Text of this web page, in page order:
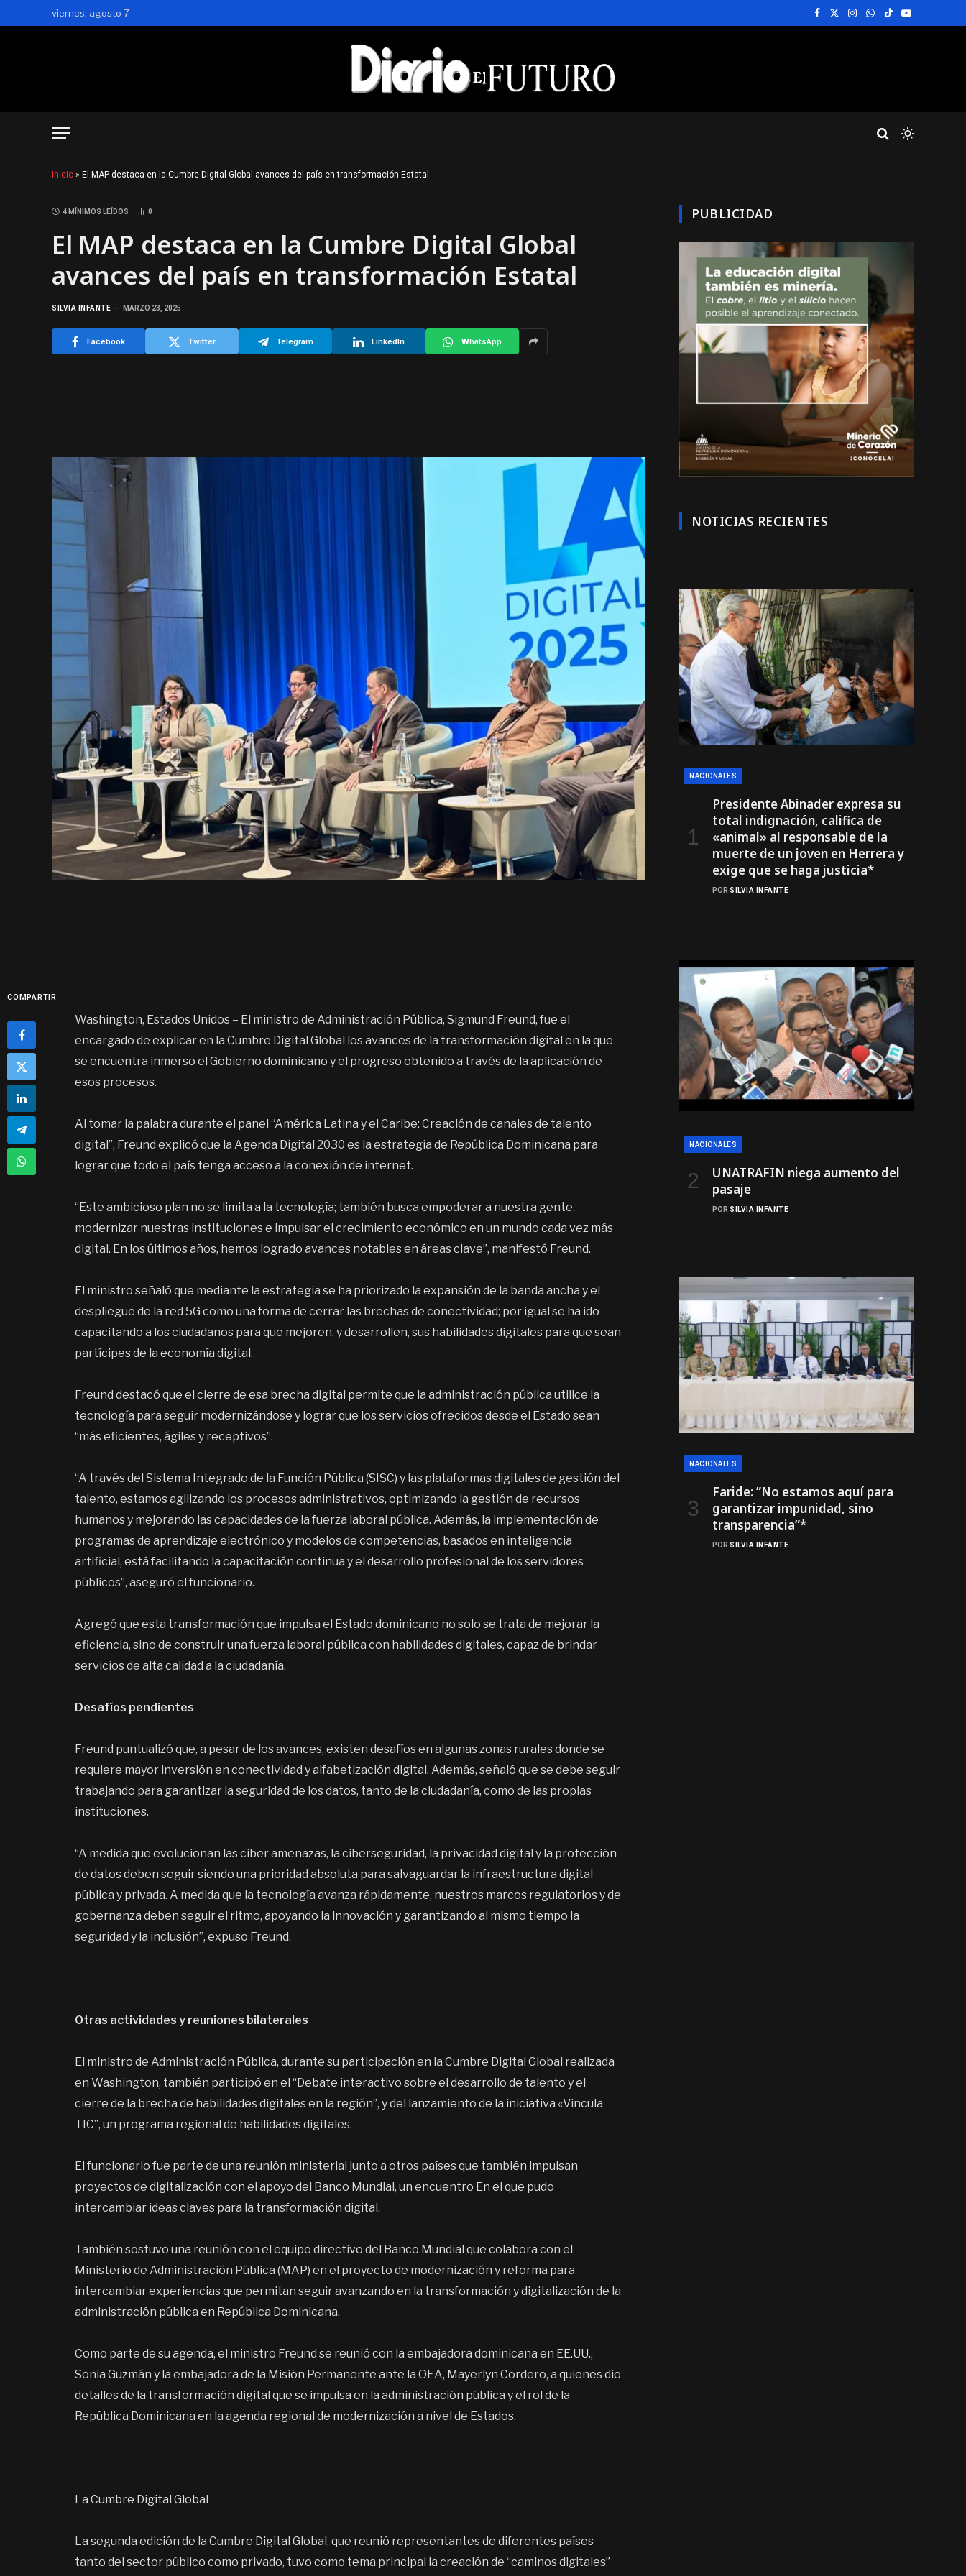
viernes, agosto 7
Facebook
X
Instagram
WhatsApp
TikTokYouTube
Inicio » El MAP destaca en la Cumbre Digital Global avances del país en transformación Estatal
4 MÍNIMOS LEÍDOS 0
El MAP destaca en la Cumbre Digital Global
avances del país en transformación Estatal
SILVIA INFANTE MARZO 23, 2025
Facebook Twitter Telegram LinkedIn WhatsApp
COMPARTIR
Washington, Estados Unidos – El ministro de Administración Pública, Sigmund Freund, fue el
encargado de explicar en la Cumbre Digital Global los avances de la transformación digital en la que
se encuentra inmerso el Gobierno dominicano y el progreso obtenido a través de la aplicación de
esos procesos.
Al tomar la palabra durante el panel “América Latina y el Caribe: Creación de canales de talento
digital”, Freund explicó que la Agenda Digital 2030 es la estrategia de República Dominicana para
lograr que todo el país tenga acceso a la conexión de internet.
“Este ambicioso plan no se limita a la tecnología; también busca empoderar a nuestra gente,
modernizar nuestras instituciones e impulsar el crecimiento económico en un mundo cada vez más
digital. En los últimos años, hemos logrado avances notables en áreas clave”, manifestó Freund.
El ministro señaló que mediante la estrategia se ha priorizado la expansión de la banda ancha y el
despliegue de la red 5G como una forma de cerrar las brechas de conectividad; por igual se ha ido
capacitando a los ciudadanos para que mejoren, y desarrollen, sus habilidades digitales para que sean
partícipes de la economía digital.
Freund destacó que el cierre de esa brecha digital permite que la administración pública utilice la
tecnología para seguir modernizándose y lograr que los servicios ofrecidos desde el Estado sean
“más eficientes, ágiles y receptivos”.
“A través del Sistema Integrado de la Función Pública (SISC) y las plataformas digitales de gestión del
talento, estamos agilizando los procesos administrativos, optimizando la gestión de recursos
humanos y mejorando las capacidades de la fuerza laboral pública. Además, la implementación de
programas de aprendizaje electrónico y modelos de competencias, basados en inteligencia
artificial, está facilitando la capacitación continua y el desarrollo profesional de los servidores
públicos”, aseguró el funcionario.
Agregó que esta transformación que impulsa el Estado dominicano no solo se trata de mejorar la
eficiencia, sino de construir una fuerza laboral pública con habilidades digitales, capaz de brindar
servicios de alta calidad a la ciudadanía.
Desafíos pendientes
Freund puntualizó que, a pesar de los avances, existen desafíos en algunas zonas rurales donde se
requiere mayor inversión en conectividad y alfabetización digital. Además, señaló que se debe seguir
trabajando para garantizar la seguridad de los datos, tanto de la ciudadanía, como de las propias
instituciones.
“A medida que evolucionan las ciber amenazas, la ciberseguridad, la privacidad digital y la protección
de datos deben seguir siendo una prioridad absoluta para salvaguardar la infraestructura digital
pública y privada. A medida que la tecnología avanza rápidamente, nuestros marcos regulatorios y de
gobernanza deben seguir el ritmo, apoyando la innovación y garantizando al mismo tiempo la
seguridad y la inclusión”, expuso Freund.
Otras actividades y reuniones bilaterales
El ministro de Administración Pública, durante su participación en la Cumbre Digital Global realizada
en Washington, también participó en el “Debate interactivo sobre el desarrollo de talento y el
cierre de la brecha de habilidades digitales en la región”, y del lanzamiento de la iniciativa «Vincula
TIC”, un programa regional de habilidades digitales.
El funcionario fue parte de una reunión ministerial junto a otros países que también impulsan
proyectos de digitalización con el apoyo del Banco Mundial, un encuentro En el que pudo
intercambiar ideas claves para la transformación digital.
También sostuvo una reunión con el equipo directivo del Banco Mundial que colabora con el
Ministerio de Administración Pública (MAP) en el proyecto de modernización y reforma para
intercambiar experiencias que permitan seguir avanzando en la transformación y digitalización de la
administración pública en República Dominicana.
Como parte de su agenda, el ministro Freund se reunió con la embajadora dominicana en EE.UU.,
Sonia Guzmán y la embajadora de la Misión Permanente ante la OEA, Mayerlyn Cordero, a quienes dio
detalles de la transformación digital que se impulsa en la administración pública y el rol de la
República Dominicana en la agenda regional de modernización a nivel de Estados.
La Cumbre Digital Global
La segunda edición de la Cumbre Digital Global, que reunió representantes de diferentes países
tanto del sector público como privado, tuvo como tema principal la creación de “caminos digitales”
PUBLICIDAD
NOTICIAS RECIENTES
NACIONALES
Presidente Abinader expresa su
total indignación, califica de
«animal» al responsable de la
muerte de un joven en Herrera y
exige que se haga justicia*
POR SILVIA INFANTE
NACIONALES
UNATRAFIN niega aumento del
pasaje
POR SILVIA INFANTE
NACIONALES
Faride: ”No estamos aquí para
garantizar impunidad, sino
transparencia”*
POR SILVIA INFANTE